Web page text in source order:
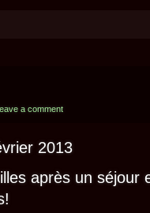
a comment
2013
après un séjour